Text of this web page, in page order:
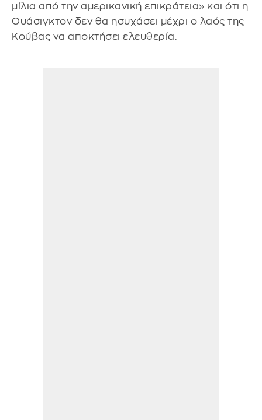
μίλια από την αμερικανική επικράτεια» και ότι η
Ουάσιγκτον δεν θα ησυχάσει μέχρι ο λαός της
Κούβας να αποκτήσει ελευθερία.